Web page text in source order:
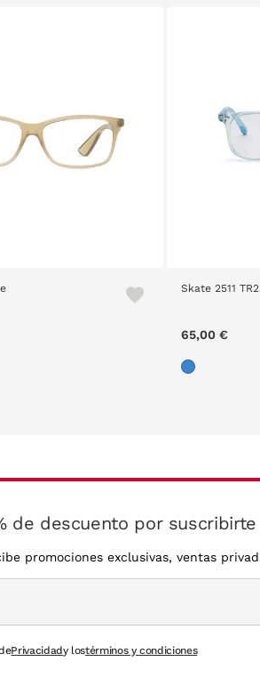
Skate 2511
65,00 €
de descuento por
promociones exclusivas, ventas
Privacidady lostérminos y condiciones